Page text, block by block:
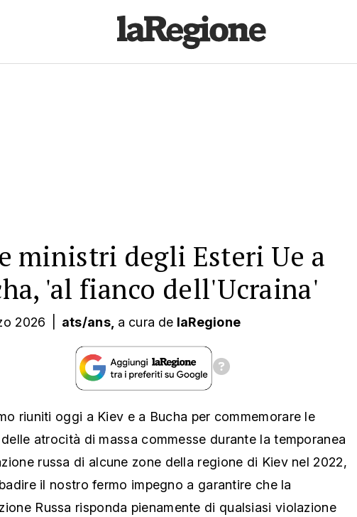
ministri degli Esteri Ue a
'al fianco dell'Ucraina'
2026 ats/ans, a cura de laRegione
riuniti oggi a Kiev e a Bucha per commemorare le
atrocità di massa commesse durante la temporanea
russa di alcune zone della regione di Kiev nel 2022,
il nostro fermo impegno a garantire che la
Russa risponda pienamente di qualsiasi violazione